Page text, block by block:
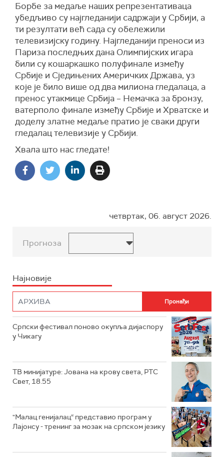
Борбе за медаље наших репрезентативаца
убедљиво су најгледанији садржаји у Србији, а
ти резултати већ сада су обележили
телевизијску годину. Најгледанији преноси из
Париза последњих дана Олимпијских игара
били су кошаркашко полуфинале између
Србије и Сједињених Америчких Држава, уз
које је било више од два милиона гледалаца, а
пренос утакмице Србија – Немачка за бронзу,
ватерполо финале између Србије и Хрватске и
доделу златне медаље пратио је сваки други
гледалац телевизије у Србији.
Хвала што нас гледате!
четвртак, 06. август 2026.
Прогноза
Најновије
Српски фестивал поново окупља дијаспору
у Чикагу
ТВ минијатуре: Јована на крову света, РТС
Свет, 18.55
"Малац генијалац“ представио програм у
Лајонсу - тренинг за мозак на српском језику